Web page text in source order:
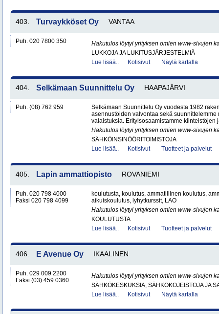
403. Turvaykköset Oy VANTAA
Puh. 020 7800 350
Hakutulos löytyi yrityksen omien www-sivujen
LUKKOJA JA LUKITUSJÄRJESTELMIÄ
Lue lisää..
Kotisivut Näytä kartalla
404. Selkämaan Suunnittelu Oy HAAPAJÄRVI
Puh. (08) 762 959
Selkämaan Suunnittelu Oy vuodesta 1982
asennustöiden valvontaa sekä suunnittelemme
valaistuksia. Erityisosaamistamme kiinteistöjen
Hakutulos löytyi yrityksen omien www-sivujen
SÄHKÖINSINÖÖRITOIMISTOJA
Lue lisää..
Kotisivut Tuotteet ja palvelut
405. Lapin ammattiopisto ROVANIEMI
Puh. 020 798 4000
Faksi 020 798 4099
koulutusta, koulutus, ammatillinen koulutus,
aikuiskoulutus, lyhytkurssit, LAO
Hakutulos löytyi yrityksen omien www-sivujen
KOULUTUSTA
Lue lisää..
Kotisivut Tuotteet ja palvelut
406. E Avenue Oy IKAALINEN
Puh. 029 009 2200
Faksi (03) 459 0360
Hakutulos löytyi yrityksen omien www-sivujen
SÄHKÖKESKUKSIA, SÄHKÖKOJEISTOJA JA
Lue lisää..
Kotisivut Näytä kartalla